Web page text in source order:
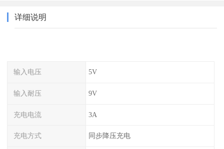
详细说明
输入电压 5V
输入耐压 9V
充电电流 3A
充电方式 同步降压充电